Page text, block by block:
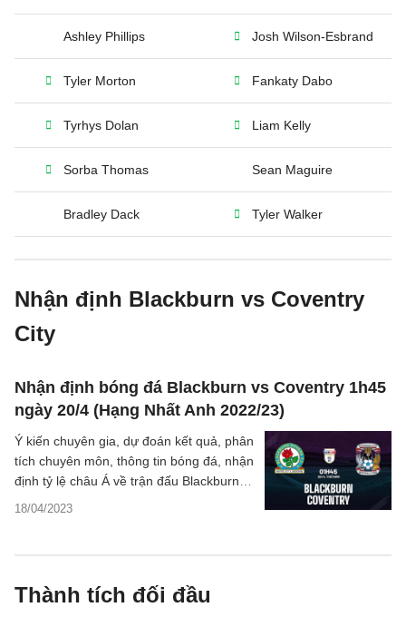
Ashley Phillips Josh Wilson-Esbrand
Tyler Morton Fankaty Dabo
Tyrhys Dolan Liam Kelly
Sorba Thomas Sean Maguire
Bradley Dack Tyler Walker
Nhận định Blackburn vs Coventry
City
Nhận định bóng đá Blackburn vs Coventry 1h45
ngày 20/4 (Hạng Nhất Anh 2022/23)
18/04/2023
Ý kiến chuyên gia, dự đoán kết quả, phân
tích chuyên môn, thông tin bóng đá, nhận
định tỷ lệ châu Á về trận đấu Blackburn
vs Coventry giải Championship đêm nay.
Thành tích đối đầu